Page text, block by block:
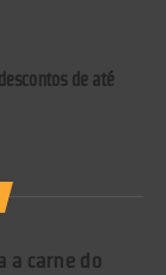
que
de até
a carne do